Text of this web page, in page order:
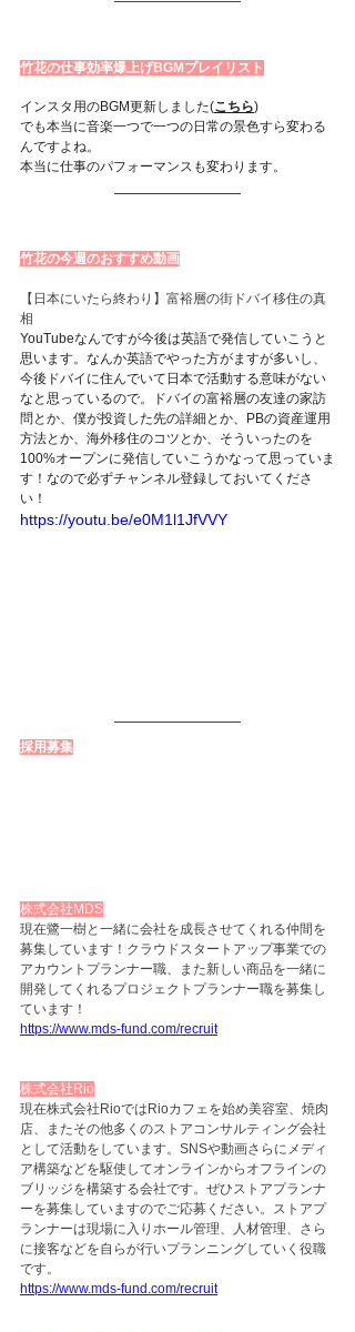
竹花の仕事効率爆上げBGMプレイリスト
インスタ用のBGM更新しました(こちら)
でも本当に音楽一つで一つの日常の景色すら変わる
んですよね。
本当に仕事のパフォーマンスも変わります。
竹花の今週のおすすめ動画
【日本にいたら終わり】富裕層の街ドバイ移住の真
相
YouTubeなんですが今後は英語で発信していこうと
思います。なんか英語でやった方がますが多いし、
今後ドバイに住んでいて日本で活動する意味がない
なと思っているので。ドバイの富裕層の友達の家訪
問とか、僕が投資した先の詳細とか、PBの資産運用
方法とか、海外移住のコツとか、そういったのを
100%オープンに発信していこうかなって思っていま
す！なので必ずチャンネル登録しておいてくださ
い！
https://youtu.be/e0M1l1JfVVY
採用募集
株式会社MDS
現在鷺一樹と一緒に会社を成長させてくれる仲間を
募集しています！クラウドスタートアップ事業での
アカウントプランナー職、また新しい商品を一緒に
開発してくれるプロジェクトプランナー職を募集し
ています！
https://www.mds-fund.com/recruit
株式会社Rio
現在株式会社RioではRioカフェを始め美容室、焼肉
店、またその他多くのストアコンサルティング会社
として活動をしています。SNSや動画さらにメディ
ア構築などを駆使してオンラインからオフラインの
ブリッジを構築する会社です。ぜひストアプランナ
ーを募集していますのでご応募ください。ストアプ
ランナーは現場に入りホール管理、人材管理、さら
に接客などを自らが行いプランニングしていく役職
です。
https://www.mds-fund.com/recruit